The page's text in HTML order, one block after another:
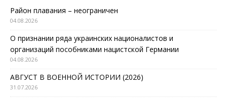
Район плавания – неограничен
04.08.2026
О признании ряда украинских националистов и
организаций пособниками нацистской Германии
04.08.2026
АВГУСТ В ВОЕННОЙ ИСТОРИИ (2026)
31.07.2026